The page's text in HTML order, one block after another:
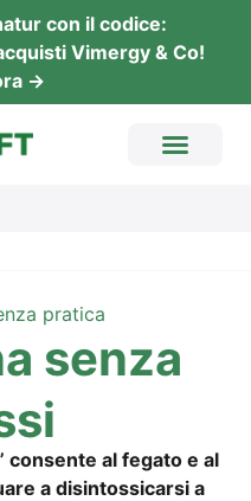
con il codi­ce:
Vimer­gy & Co!
→
pratica
sen­za
con­sen­te al fega­to e al
a disin­tos­si­car­si a